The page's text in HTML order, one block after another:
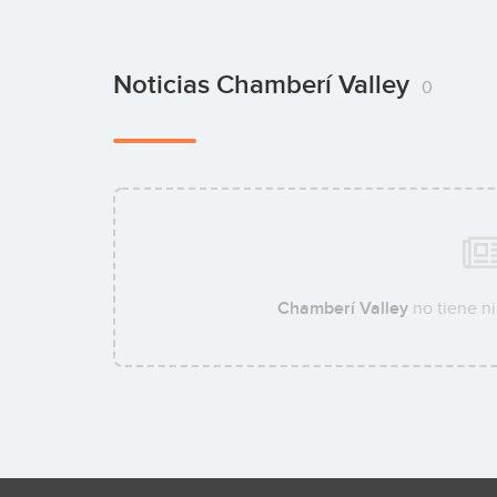
Noticias Chamberí Valley 0
Chamberí Valley no tiene